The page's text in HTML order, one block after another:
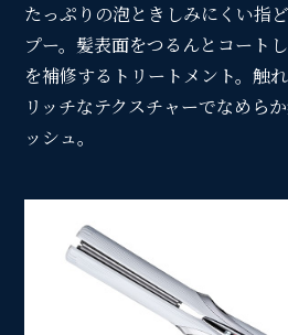
たっぷりの泡ときしみにくい指
プー。髪表面をつるんとコート
を補修するトリートメント。触
リッチなテクスチャーでなめら
ッシュ。